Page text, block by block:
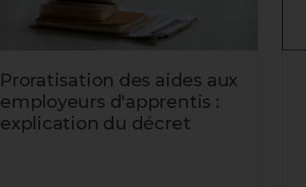
Proratisation des aides aux
employeurs d'apprentis :
explication du décret